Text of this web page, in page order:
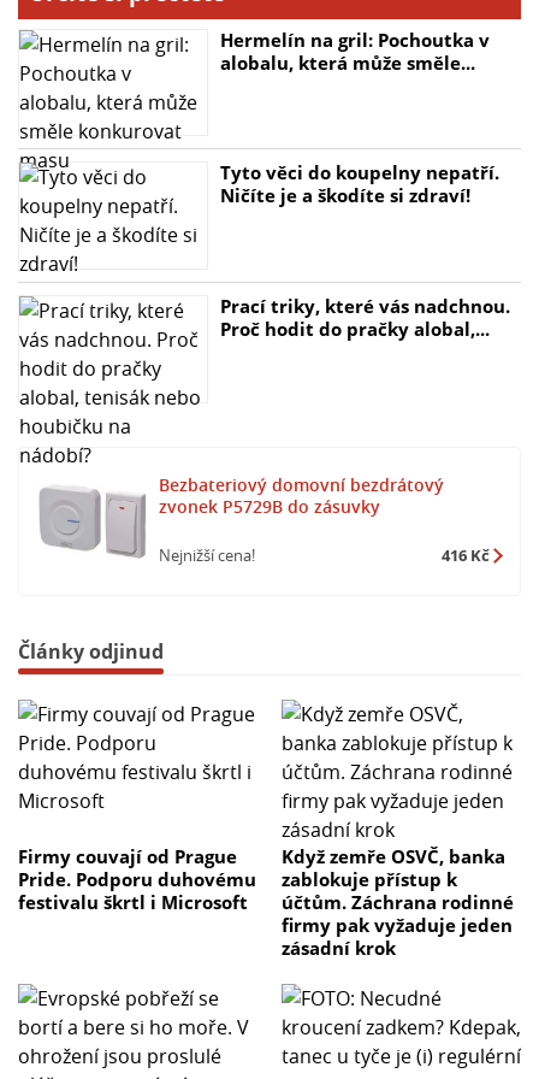
- Rozměr tlačítka: 22 × 49 × 82 mmHermelín na gril: Pochoutka v
alobalu, která může směle...
Tyto věci do koupelny nepatří.
Ničíte je a škodíte si zdraví!
Prací triky, které vás nadchnou.
Proč hodit do pračky alobal,...
Bezbateriový domovní bezdrátový
zvonek P5729B do zásuvky
Nejnižší cena! 416 Kč
Články odjinud
Firmy couvají od Prague
Pride. Podporu duhovému
festivalu škrtl i Microsoft
Když zemře OSVČ, banka
zablokuje přístup k
účtům. Záchrana rodinné
firmy pak vyžaduje jeden
zásadní krok